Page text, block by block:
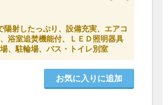
射したっぷり、設備充実、エアコ
浴室追焚機能付、ＬＥＤ照明器具
、駐輪場、バス・トイレ別室
お気に入りに追加